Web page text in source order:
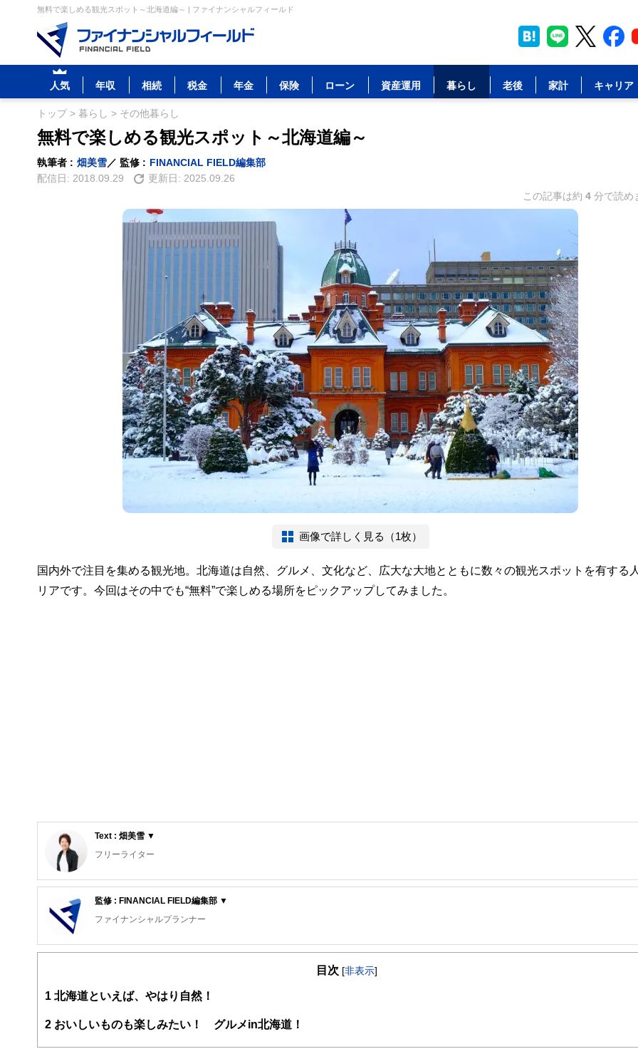
無料で楽しめる観光スポット～北海道編～ | ファイナンシャルフィールド
人気 年収 相続 税金 年金 保険 ローン 資産運用 暮らし 老後 家計 キャリア
トップ> 暮らし > その他暮らし
無料で楽しめる観光スポット～北海道編～
執筆者 : 畑美雪 ／ 監修 : FINANCIAL FIELD編集部
配信日: 2018.09.29 更新日: 2025.09.26
この記事は約 4 分で読め
画像で詳しく見る（1枚）
国内外で注目を集める観光地。北海道は自然、グルメ、文化など、広大な大地とともに数々の観光スポットを有する
リアです。今回はその中でも“無料”で楽しめる場所をピックアップしてみました。
Text : 畑美雪 ▼
フリーライター
雑誌を中心に取材やインタビュー記事を執筆中。
監修 : FINANCIAL FIELD編集部 ▼
ファイナンシャルプランナー
FinancialField編集部は、金融、経済に関する記事を、日々の暮らしにどのような影響を与えるかという視点で、お金の知識がない方でも理解
案から記事掲載まですべての工程に関わることで、読者目線のコンテンツを追求しています。
FinancialFieldの特徴は、ファイナンシャルプランナー、弁護士、税理士、宅地建物取引士、相続診断士、住宅ローンアドバイザー、DCプラン
ー、公認会計士、社会保険労務士、行政書士、投資アナリスト、キャリアコンサルタントなど150名以上の有資格者を執筆者・監修者として迎
目次 [非表示]
1 北海道といえば、やはり自然！
2 おいしいものも楽しみたい！ グルメin北海道！